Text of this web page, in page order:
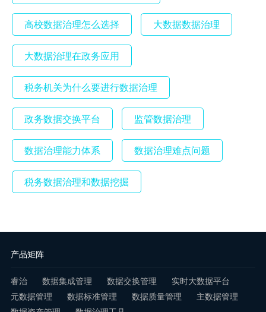
高校数据治理怎么选择 大数据数据治理
大数据治理在政务应用
税务机关为什么要进行数据治理
政务数据交换平台 监管数据治理
数据治理能力体系 数据治理难点问题
税务数据治理和数据挖掘
产品矩阵
睿治 数据集成管理 数据交换管理
实时大数据平台
元数据管理
数据标准管理 数据质量管理
主数据管理